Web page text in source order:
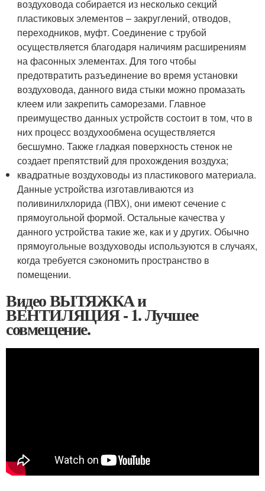
воздуховода собирается из несколько секций
пластиковых элементов – закруглений, отводов,
переходников, муфт. Соединение с трубой
осуществляется благодаря наличиям расширениям
на фасонных элементах. Для того чтобы
предотвратить разъединение во время установки
воздуховода, данного вида стыки можно промазать
клеем или закрепить саморезами. Главное
преимущество данных устройств состоит в том, что в
них процесс воздухообмена осуществляется
бесшумно. Также гладкая поверхность стенок не
создает препятствий для прохождения воздуха;
квадратные воздуховоды из пластикового материала.
Данные устройства изготавливаются из
поливинилхлорида (ПВХ), они имеют сечение с
прямоугольной формой. Остальные качества у
данного устройства такие же, как и у других. Обычно
прямоугольные воздуховоды используются в случаях,
когда требуется сэкономить пространство в
помещении.
Видео ВЫТЯЖКА и
ВЕНТИЛЯЦИЯ - 1. Лучшее
совмещение.